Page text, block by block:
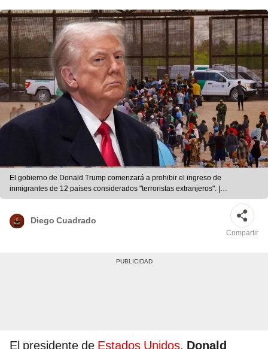
El gobierno de Donald Trump comenzará a prohibir el ingreso de
inmigrantes de 12 países considerados "terroristas extranjeros". |
Composición LR
Diego Cuadrado
Compartir
El presidente de Estados Unidos, Donald